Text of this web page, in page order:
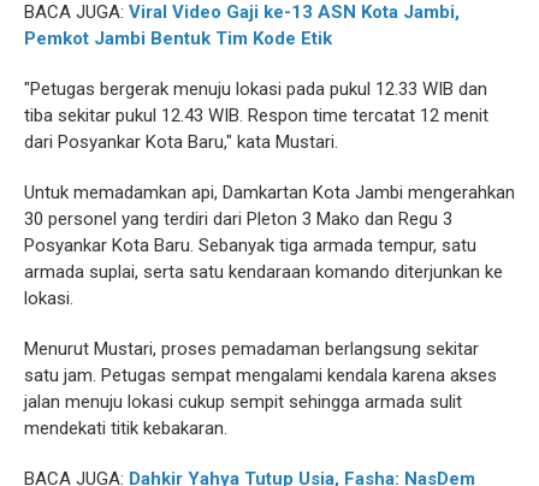
BACA JUGA: Viral Video Gaji ke-13 ASN Kota Jambi,
Pemkot Jambi Bentuk Tim Kode Etik
"Petugas bergerak menuju lokasi pada pukul 12.33 WIB dan
tiba sekitar pukul 12.43 WIB. Respon time tercatat 12 menit
dari Posyankar Kota Baru," kata Mustari.
Untuk memadamkan api, Damkartan Kota Jambi mengerahkan
30 personel yang terdiri dari Pleton 3 Mako dan Regu 3
Posyankar Kota Baru. Sebanyak tiga armada tempur, satu
armada suplai, serta satu kendaraan komando diterjunkan ke
lokasi.
Menurut Mustari, proses pemadaman berlangsung sekitar
satu jam. Petugas sempat mengalami kendala karena akses
jalan menuju lokasi cukup sempit sehingga armada sulit
mendekati titik kebakaran.
BACA JUGA: Dahkir Yahya Tutup Usia, Fasha: NasDem